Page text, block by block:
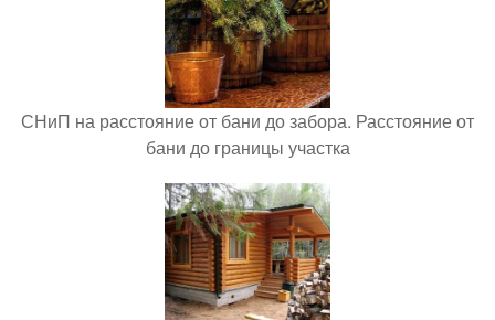
СНиП на расстояние от бани до забора. Расстояние от
бани до границы участка